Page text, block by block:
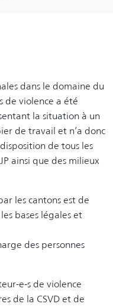
dans le domaine du
de violence a été
la situation à un
de travail et n’a donc
de tous les
ainsi que des milieux
les cantons est de
bases légales et
des personnes
e-s de violence
de la CSVD et de